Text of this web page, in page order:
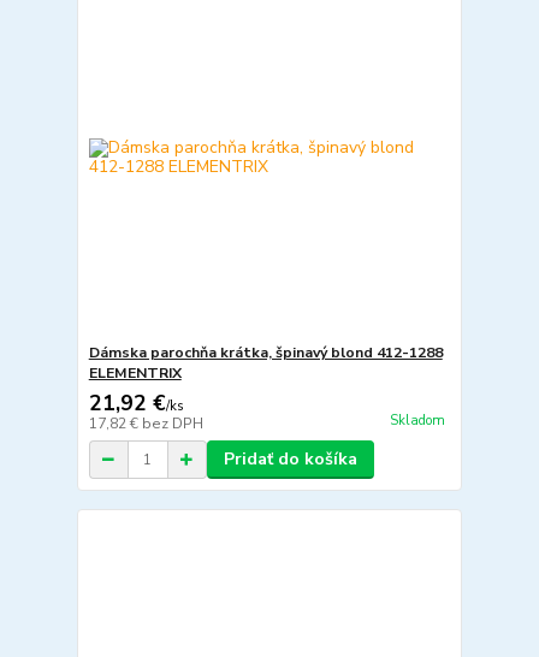
Dámska parochňa krátka, špinavý blond 412-1288
ELEMENTRIX
21,92 €/ks
17,82 € bez DPH Skladom
Pridať do košíka